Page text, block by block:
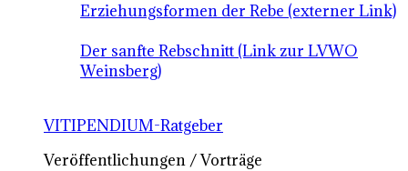
Erziehungsformen der Rebe (externer Link)
Der sanfte Rebschnitt (Link zur LVWO
Weinsberg)
VITIPENDIUM-Ratgeber
Veröffentlichungen / Vorträge